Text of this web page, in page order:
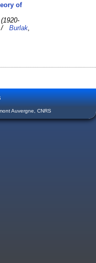
of
/Burlak
Auvergne, CNRS